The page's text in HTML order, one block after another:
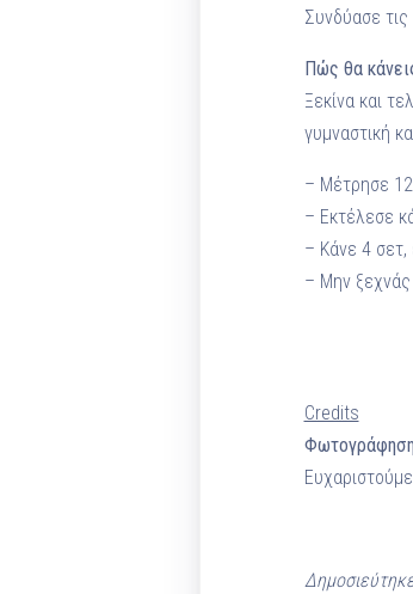
Συνδύασε
Πώς θα
Ξεκίνα και
γυμναστική
– Μέτρησε
– Εκτέλεσε
– Κάνε 4
– Μην
Credits
Φωτογράφηση